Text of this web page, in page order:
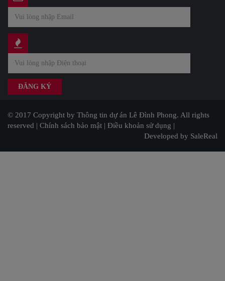
© 2017 Copyright by Thông tin dự án Lê Đình Phong. All rights
reserved | Chính sách bảo mật | Điều khoản sử dụng |
Developed by SaleReal